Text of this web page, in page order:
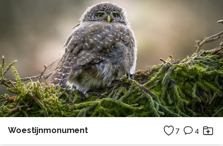
Woestijnmonument 7 4